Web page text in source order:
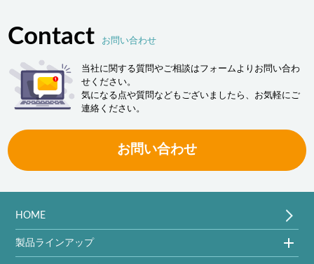
Contact お問い合わせ
当社に関する質問やご相談はフォームよりお問い合わ
せください。
気になる点や質問などもございましたら、お気軽にご
連絡ください。
お問い合わせ
HOME
製品ラインアップ